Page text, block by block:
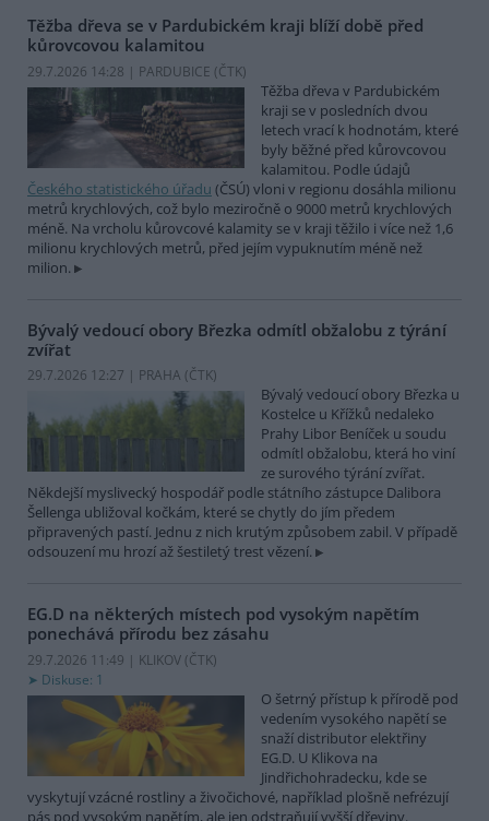
Těžba dřeva se v Pardubickém kraji blíží době před
kůrovcovou kalamitou
29.7.2026 14:28 | PARDUBICE (ČTK)
Těžba dřeva v Pardubickém
kraji se v posledních dvou
letech vrací k hodnotám, které
byly běžné před kůrovcovou
kalamitou. Podle údajů
Českého statistického úřadu (ČSÚ) vloni v regionu dosáhla milionu
metrů krychlových, což bylo meziročně o 9000 metrů krychlových
méně. Na vrcholu kůrovcové kalamity se v kraji těžilo i více než 1,6
milionu krychlových metrů, před jejím vypuknutím méně než
milion.
Bývalý vedoucí obory Březka odmítl obžalobu z týrání
zvířat
29.7.2026 12:27 | PRAHA (ČTK)
Bývalý vedoucí obory Březka u
Kostelce u Křížků nedaleko
Prahy Libor Beníček u soudu
odmítl obžalobu, která ho viní
ze surového týrání zvířat.
Někdejší myslivecký hospodář podle státního zástupce Dalibora
Šellenga ubližoval kočkám, které se chytly do jím předem
připravených pastí. Jednu z nich krutým způsobem zabil. V případě
odsouzení mu hrozí až šestiletý trest vězení.
EG.D na některých místech pod vysokým napětím
ponechává přírodu bez zásahu
29.7.2026 11:49 | KLIKOV (ČTK)
Diskuse: 1
O šetrný přístup k přírodě pod
vedením vysokého napětí se
snaží distributor elektřiny
EG.D. U Klikova na
Jindřichohradecku, kde se
vyskytují vzácné rostliny a živočichové, například plošně nefrézují
pás pod vysokým napětím, ale jen odstraňují vyšší dřeviny.